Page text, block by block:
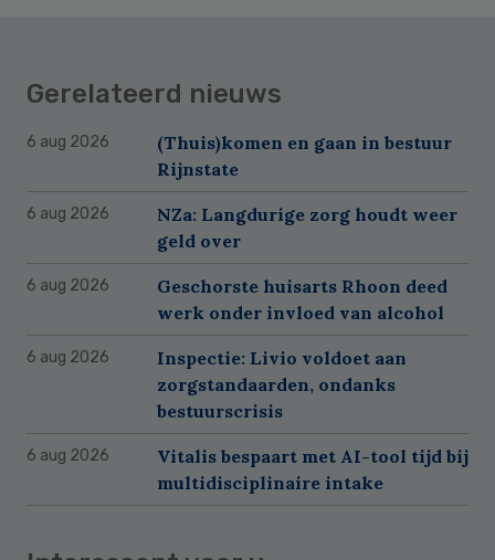
Gerelateerd nieuws
6 aug 2026
(Thuis)komen en gaan in bestuur
Rijnstate
6 aug 2026
NZa: Langdurige zorg houdt weer
geld over
6 aug 2026
Geschorste huisarts Rhoon deed
werk onder invloed van alcohol
6 aug 2026
Inspectie: Livio voldoet aan
zorgstandaarden, ondanks
bestuurscrisis
6 aug 2026
Vitalis bespaart met AI-tool tijd bij
multidisciplinaire intake